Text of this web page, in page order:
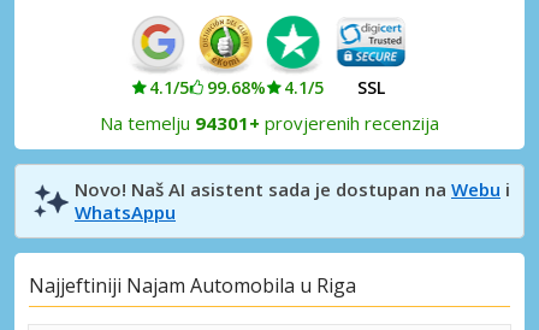
4.1/5 99.68% 4.1/5 SSL
Na temelju 94301+ provjerenih recenzija
Novo! Naš AI asistent sada je dostupan na Webu i
WhatsAppu
Najjeftiniji Najam Automobila u Riga